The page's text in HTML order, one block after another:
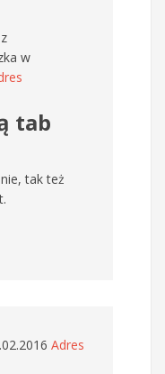
w
tab
tak też
Adres